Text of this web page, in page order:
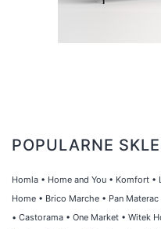
POPULARNE
Homla • Home and You • Komfort •
Home • Brico Marche • Pan Materac
• Castorama • One Market • Witek